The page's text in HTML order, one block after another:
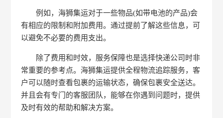
例如，海狮集运对于一些物品(如带电池的产品)会
有相应的限制和附加费用。通过提前了解这些信息，可
以避免不必要的费用支出。
除了费用和时效，服务保障也是选择快递公司时非
常重要的参考点。海狮集运提供全程物流追踪服务，客
户可以随时查看包裹的运输状态，确保包裹安全送达。
并且会有专门的客服团队，能够在你遇到问题时，提供
及时有效的帮助和解决方案。